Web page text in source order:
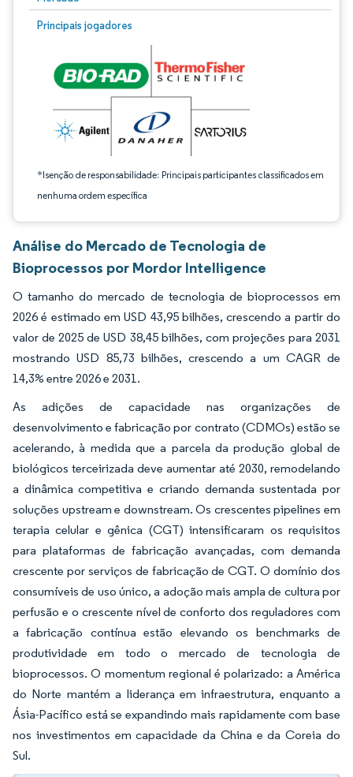
Principais jogadores
*Isenção de responsabilidade: Principais participantes classificados em
nenhuma ordem específica
Imagem © Mordor Intelligence. O reuso requer atribuição conforme CC BY 4.0.
Análise do Mercado de Tecnologia de
Bioprocessos por Mordor Intelligence
O tamanho do mercado de tecnologia de bioprocessos em
2026 é estimado em USD 43,95 bilhões, crescendo a partir do
valor de 2025 de USD 38,45 bilhões, com projeções para 2031
mostrando USD 85,73 bilhões, crescendo a um CAGR de
14,3% entre 2026 e 2031.
As adições de capacidade nas organizações de
desenvolvimento e fabricação por contrato (CDMOs) estão se
acelerando, à medida que a parcela da produção global de
biológicos terceirizada deve aumentar até 2030, remodelando
a dinâmica competitiva e criando demanda sustentada por
soluções upstream e downstream. Os crescentes pipelines em
terapia celular e gênica (CGT) intensificaram os requisitos
para plataformas de fabricação avançadas, com demanda
crescente por serviços de fabricação de CGT. O domínio dos
consumíveis de uso único, a adoção mais ampla de cultura por
perfusão e o crescente nível de conforto dos reguladores com
a fabricação contínua estão elevando os benchmarks de
produtividade em todo o mercado de tecnologia de
bioprocessos. O momentum regional é polarizado: a América
do Norte mantém a liderança em infraestrutura, enquanto a
Ásia-Pacífico está se expandindo mais rapidamente com base
nos investimentos em capacidade da China e da Coreia do
Sul.